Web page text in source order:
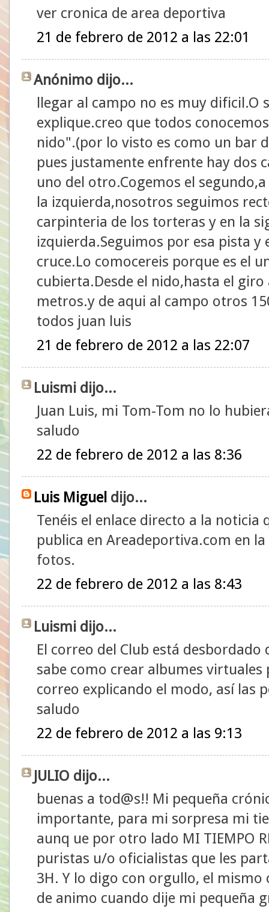
ver cronica de area deportiva
21 de febrero de 2012 a las 22:01
Anónimo dijo...
llegar al campo no es muy dificil.O
explique.creo que todos
nido".(por lo visto es como un bar
pues justamente enfrente hay dos
uno del otro.Cogemos el
la izquierda,nosotros seguimos
carpinteria de los torteras y en la
izquierda.Seguimos por esa pista
cruce.Lo comocereis porque es el
cubierta.Desde el nido,hasta el
metros.y de aqui al campo otros
todos juan luis
21 de febrero de 2012 a las 22:07
Luismi dijo...
Juan Luis, mi Tom-Tom no lo
saludo
22 de febrero de 2012 a las 8:36
Luis Miguel dijo...
Tenéis el enlace directo a la noticia
publica en Areadeportiva.com en
fotos.
22 de febrero de 2012 a las 8:43
Luismi dijo...
El correo del Club está
sabe como crear albumes
correo explicando el modo, así las
saludo
22 de febrero de 2012 a las 9:13
JULIO dijo...
buenas a tod@s!! Mi pequeña
importante, para mi sorpresa mi
aunq ue por otro lado MI TIEMPO
puristas u/o oficialistas que les
3H. Y lo digo con orgullo, el
de animo cuando dije mi pequeña